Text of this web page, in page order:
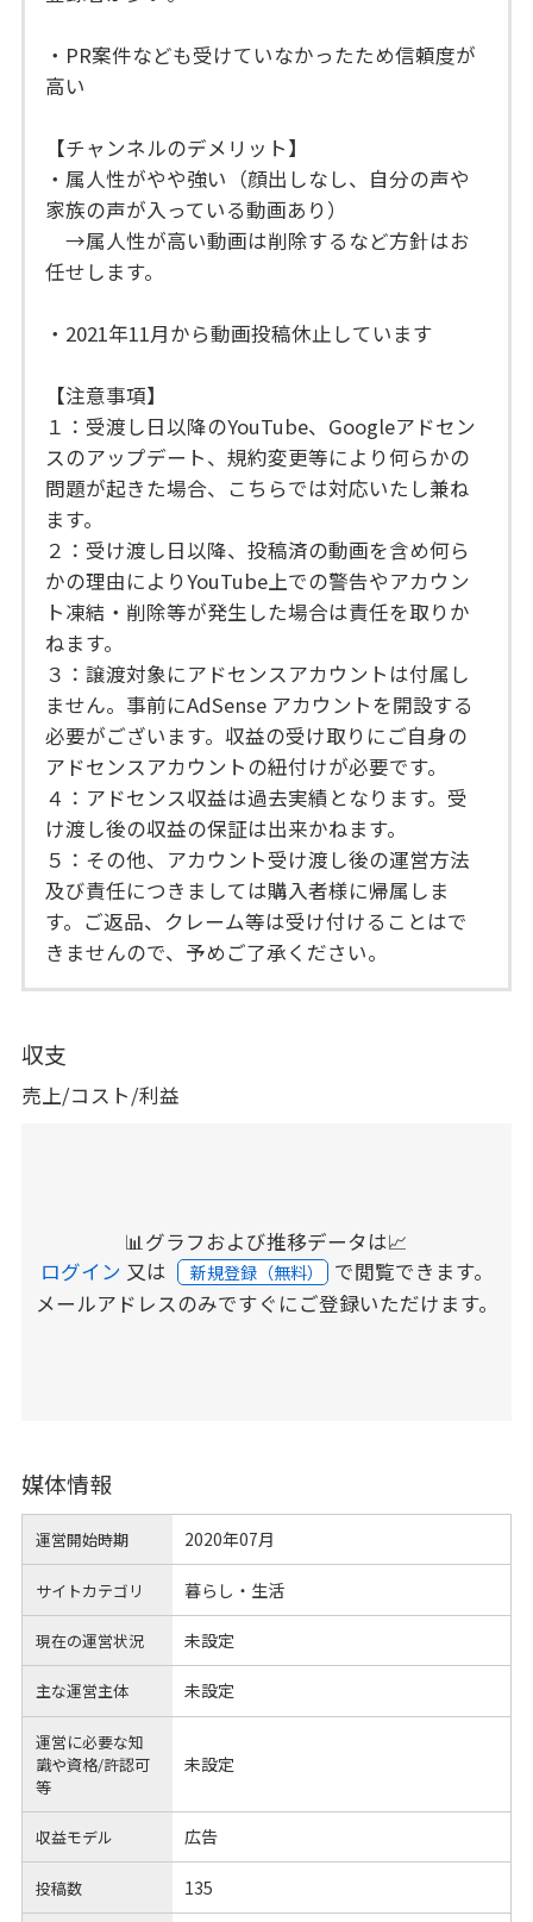
・PR案件なども受けていなかったため信頼度が
高い
【チャンネルのデメリット】
・属人性がやや強い（顔出しなし、自分の声や
家族の声が入っている動画あり）
→属人性が高い動画は削除するなど方針はお
任せします。
・2021年11月から動画投稿休止しています
【注意事項】
１：受渡し日以降のYouTube、Googleアドセン
スのアップデート、規約変更等により何らかの
問題が起きた場合、こちらでは対応いたし兼ね
ます。
２：受け渡し日以降、投稿済の動画を含め何ら
かの理由によりYouTube上での警告やアカウン
ト凍結・削除等が発生した場合は責任を取りか
ねます。
３：譲渡対象にアドセンスアカウントは付属し
ません。事前にAdSense アカウントを開設する
必要がございます。収益の受け取りにご自身の
アドセンスアカウントの紐付けが必要です。
４：アドセンス収益は過去実績となります。受
け渡し後の収益の保証は出来かねます。
５：その他、アカウント受け渡し後の運営方法
及び責任につきましては購入者様に帰属しま
す。ご返品、クレーム等は受け付けることはで
きませんので、予めご了承ください。
収支
売上/コスト/利益
📊グラフおよび推移データは📈
ログイン 又は 新規登録（無料） で閲覧できます。
メールアドレスのみですぐにご登録いただけます。
媒体情報
運営開始時期 2020年07月
サイトカテゴリ 暮らし・生活
現在の運営状況 未設定
主な運営主体 未設定
運営に必要な知
識や資格/許認可
等
未設定
収益モデル 広告
投稿数 135